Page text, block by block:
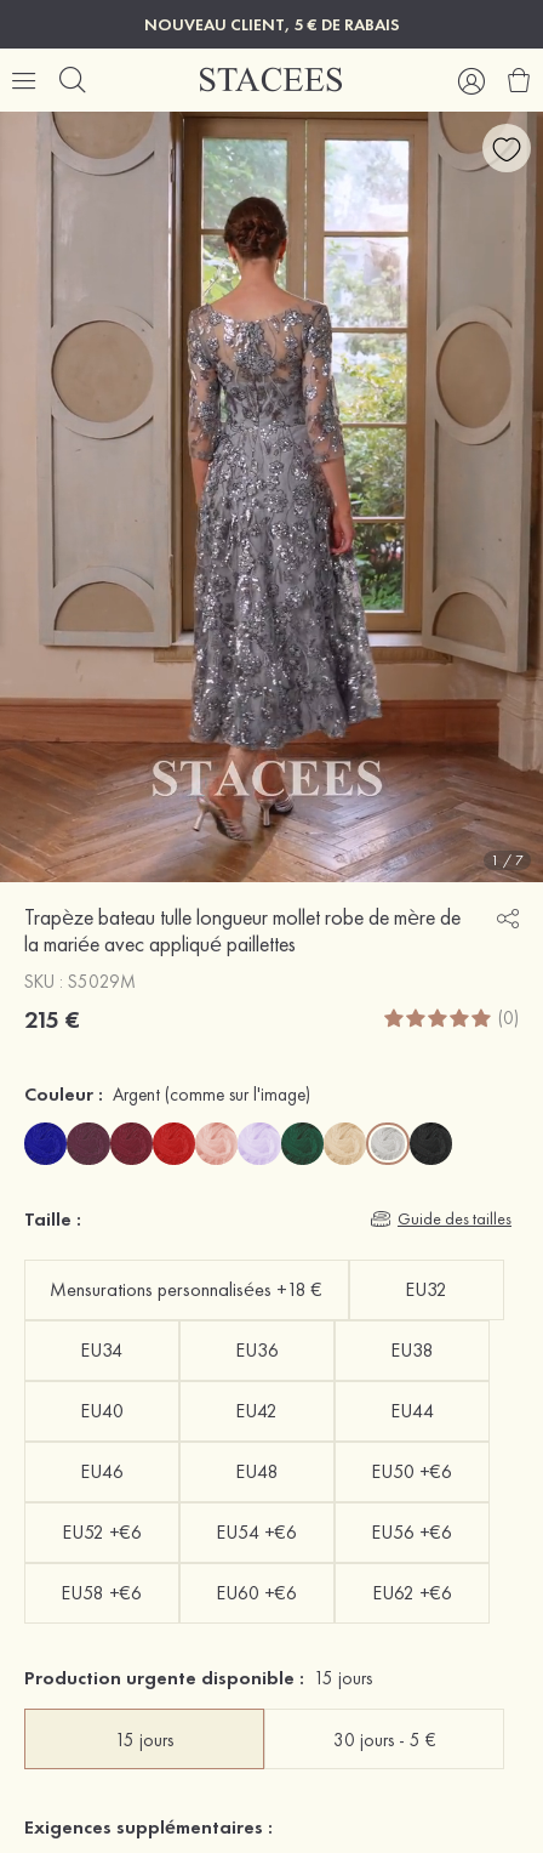
NOUVEAU CLIENT, 5 € DE RABAIS
1 /7
Trapèze bateau tulle longueur mollet robe de mère de
la mariée avec appliqué paillettes
SKU : S5029M
215 € (0)
Couleur : Argent (comme sur l'image)
Taille : Guide des tailles
Mensurations personnalisées +18 € EU32
EU34 EU36 EU38
EU40 EU42 EU44
EU46 EU48 EU50 +€6
EU52 +€6 EU54 +€6 EU56 +€6
EU58 +€6 EU60 +€6 EU62 +€6
Production urgente disponible : 15 jours
15 jours 30 jours - 5 €
Exigences supplémentaires :